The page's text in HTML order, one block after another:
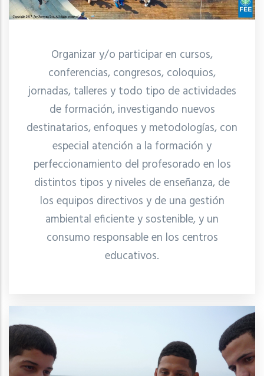
Organizar y/o participar en cursos,
conferencias, congresos, coloquios,
jornadas, talleres y todo tipo de actividades
de formación, investigando nuevos
destinatarios, enfoques y metodologías, con
especial atención a la formación y
perfeccionamiento del profesorado en los
distintos tipos y niveles de enseñanza, de
los equipos directivos y de una gestión
ambiental eficiente y sostenible, y un
consumo responsable en los centros
educativos.